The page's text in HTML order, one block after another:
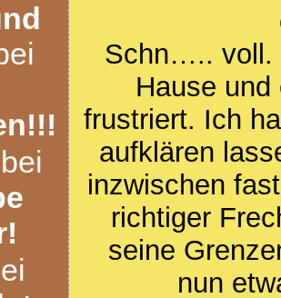
Schn….. voll.
Hause
frustriert. Ich
aufklären
inzwischen
richtiger
seine
nun